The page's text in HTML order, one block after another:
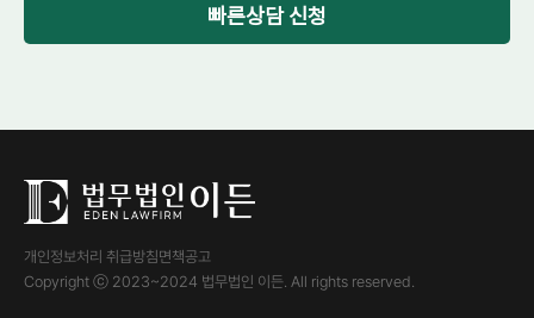
빠른상담 신청
개인정보처리 취급방침면책공고
Copyright ⓒ 2023~2024 법무법인 이든. All rights reserved.